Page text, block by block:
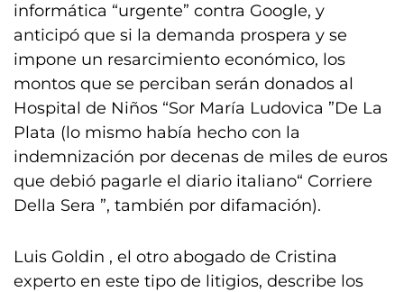
informática “urgente” contra Google, y
anticipó que si la demanda prospera y se
impone un resarcimiento económico, los
montos que se perciban serán donados al
Hospital de Niños “Sor María Ludovica ”De La
Plata (lo mismo había hecho con la
indemnización por decenas de miles de euros
que debió pagarle el diario italiano“ Corriere
Della Sera ”, también por difamación).
Luis Goldin , el otro abogado de Cristina
experto en este tipo de litigios, describe los